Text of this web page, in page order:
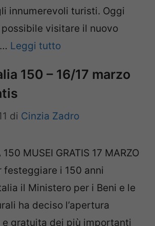
innumerevoli turisti. Oggi
possibile visitare il nuovo
Leggi tutto
150 – 16/17 marzo
di Cinzia Zadro
150 MUSEI GRATIS 17 MARZO
festeggiare i 150 anni
il Ministero per i Beni e le
ha deciso l’apertura
gratuita dei più importanti